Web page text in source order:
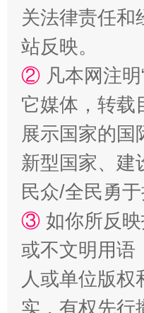
漫山遍野的桃花与雪山、
关法律责任和
站反映。
② 凡本网注
它媒体，转载
展示国家的国
新型国家、建
民众/全民勇
③ 如你所反
或不文明用语
人或单位版权
实，有权先行